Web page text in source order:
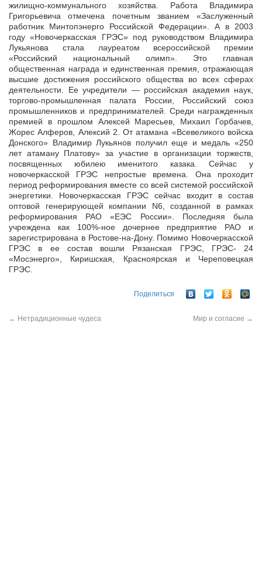
жилищно-коммунального хозяйства. Работа Владимира
Григорьевича отмечена почетным званием «Заслуженный
работник Минтопэнерго Российской Федерации». А в 2003
году «Новочеркасская ГРЭС» под руководством Владимира
Лукьянова стала лауреатом всероссийской премии
«Российский национальный олимп». Это главная
общественная награда и единственная премия, отражающая
высшие достижения российского общества во всех сферах
деятельности. Ее учредители — российская академия наук,
торгово-промышленная палата России, Российский союз
промышленников и предпринимателей. Среди награжденных
премией в прошлом Алексей Маресьев, Михаил Горбачев,
Жорес Алферов, Алексий 2. От атамана «Всевеликого войска
Донского» Владимир Лукьянов получил еще и медаль «250
лет атаману Платову» за участие в организации торжеств,
посвященных юбилею именитого казака. Сейчас у
новочеркасской ГРЭС непростые времена. Она проходит
период реформирования вместе со всей системой российской
энергетики. Новочеркасская ГРЭС сейчас входит в состав
оптовой генерирующей компании N6, созданной в рамках
реформирования РАО «ЕЭС России». Последняя была
учреждена как 100%-ное дочернее предприятие РАО и
зарегистрирована в Ростове-на-Дону. Помимо Новочеркасской
ГРЭС в ее состав вошли Рязанская ГРЭС, ГРЭС- 24
«Мосэнерго», Киришская, Красноярская и Череповецкая
ГРЭС.
Поделиться
← Нетрадиционные чудеса Мир и согласие →